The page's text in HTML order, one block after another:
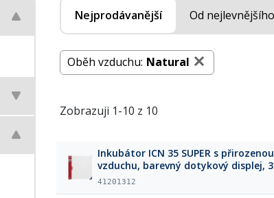
Nejprodávanější Od nejlevnějšího
Oběh vzduchu: Natural
Zobrazuji 1-10 z 10
Inkubátor ICN 35 SUPER s
vzduchu, barevný dotykový displej,
41201312